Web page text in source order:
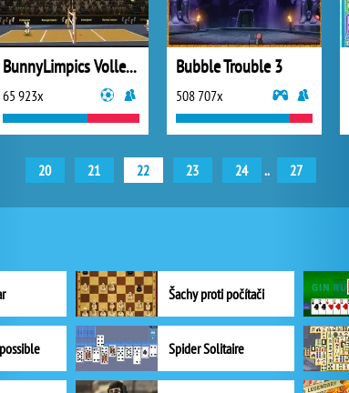
BunnyLimpics Volleyball
65 923x
Bubble Trouble 3
508 707x
20 21 22 23 24 .. 27
Šachy proti počítači
Spider Solitaire